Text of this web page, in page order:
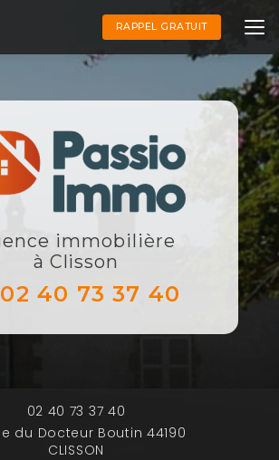
RAPPEL GRATUIT
immobilière
à Clisson
02 40 73 37 40
02 40 73 37 40
du Docteur Boutin 44190
CLISSON